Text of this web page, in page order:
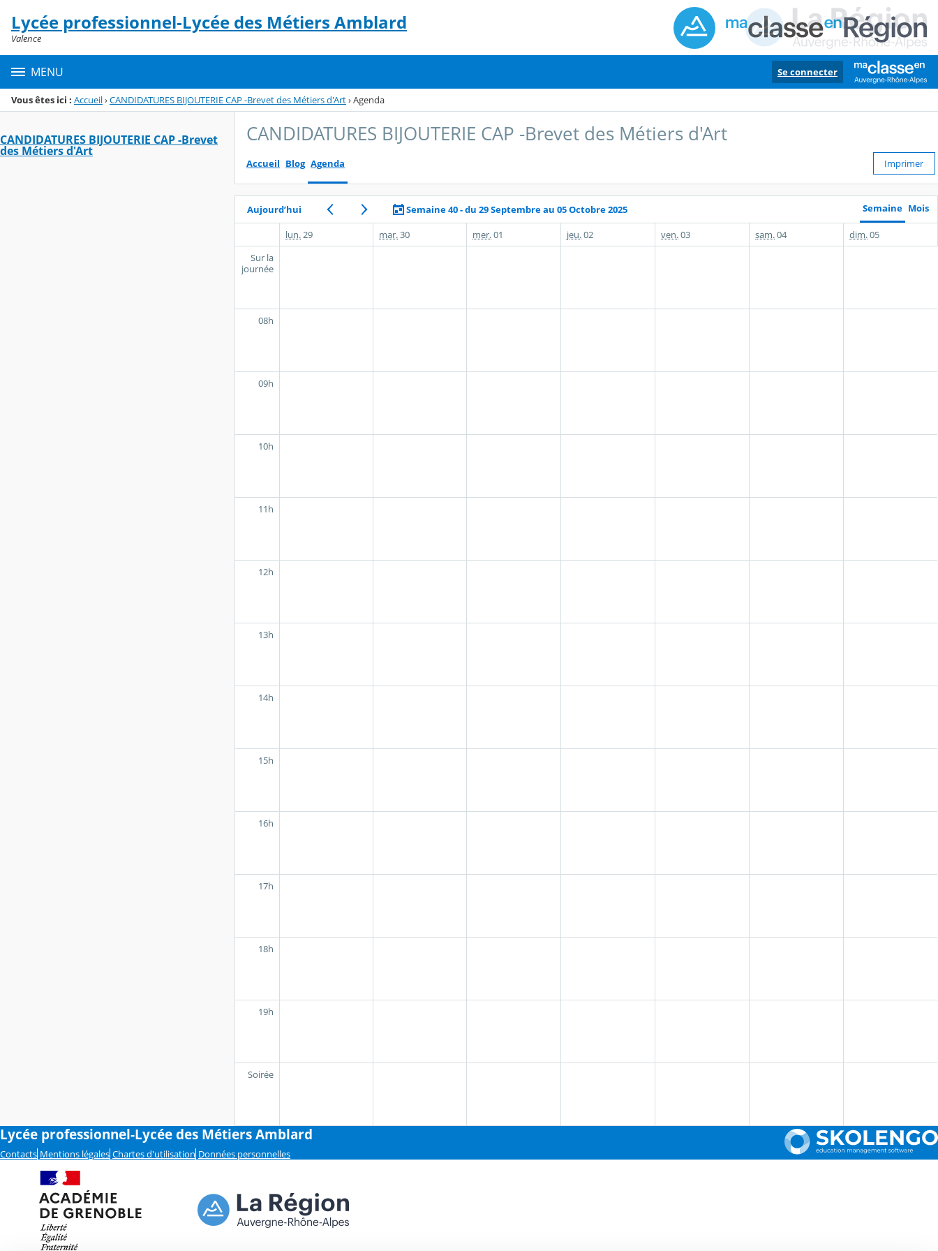
Menu de la rubrique
Contenu
Lycée professionnel-Lycée des Métiers Amblard
Valence
MENU Se connecter
Vous êtes ici : Accueil›CANDIDATURES BIJOUTERIE CAP -Brevet des Métiers d'Art›Agenda
CANDIDATURES BIJOUTERIE CAP -Brevet
des Métiers d'Art
CANDIDATURES BIJOUTERIE CAP -Brevet des Métiers d'Art
Accueil Blog Agenda Imprimer
Aujourd’hui Semaine 40 - du 29 Septembre au 05 Octobre 2025 Semaine Mois
lun. 29 mar.30 mer.01 jeu.02 ven.03 sam.04 dim.05
Sur la
journée
08h
09h
10h
11h
12h
13h
14h
15h
16h
17h
18h
19h
Soirée
Lycée professionnel-Lycée des Métiers Amblard
Contacts Mentions légales Chartes d'utilisation Données personnelles